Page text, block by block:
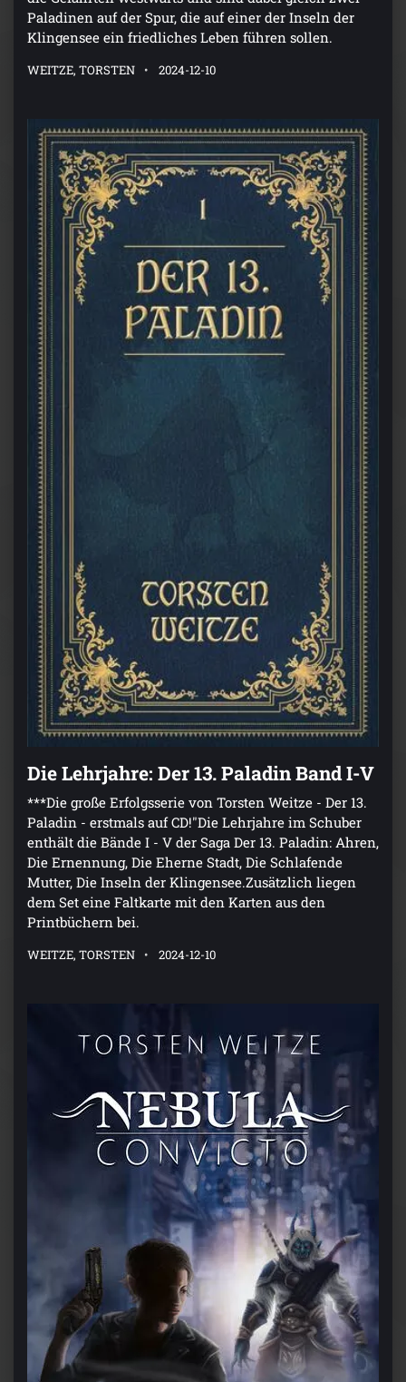
Paladinen auf der Spur, die auf einer der Inseln der
Klingensee ein friedliches Leben führen sollen.
WEITZE, TORSTEN 2024-12-10
Die Lehrjahre: Der 13. Paladin Band I-V
***Die große Erfolgsserie von Torsten Weitze - Der 13.
Paladin - erstmals auf CD!"Die Lehrjahre im Schuber
enthält die Bände I - V der Saga Der 13. Paladin: Ahren,
Die Ernennung, Die Eherne Stadt, Die Schlafende
Mutter, Die Inseln der Klingensee.Zusätzlich liegen
dem Set eine Faltkarte mit den Karten aus den
Printbüchern bei.
WEITZE, TORSTEN 2024-12-10